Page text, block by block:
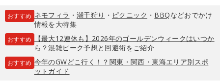
おすすめ ネモフィラ ・ 潮干狩り ・ ピクニック ・ BBQなどおでかけ
情報を大特集
おすすめ
【最大12連休も】2026年のゴールデンウィークはいつか
ら？混雑ピーク予想と回避術をご紹介
おすすめ 今年のGWどこ行く！？関東・関西・東海エリア別スポ
ットガイド